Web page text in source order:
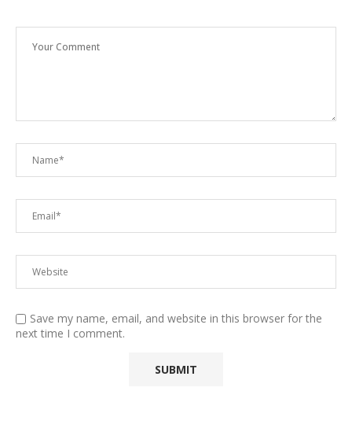
Save my name, email, and website in this browser for the
next time I comment.